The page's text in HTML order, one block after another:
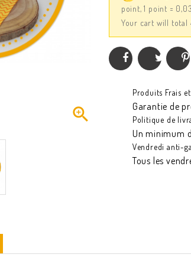

point, 1 point =
Your cart will total
Produits Frais
Garantie de
Politique de
Un minimum
Vendredi anti-
Tous les